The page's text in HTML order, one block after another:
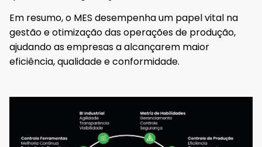
Em resumo, o MES desempenha um papel vital na
gestão e otimização das operações de produção,
ajudando as empresas a alcançarem maior
eficiência, qualidade e conformidade.